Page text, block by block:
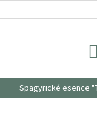
ÚDAJŮ
Spagyrické esence